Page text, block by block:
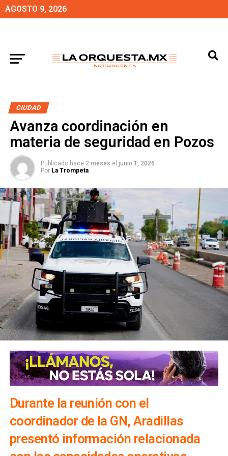
AGOSTO 9, 2026
CIUDAD
Avanza coordinación en
materia de seguridad en Pozos
Publicado hace 2 meses el junio 1, 2026
Por La Trompeta
Durante la reunión con el
coordinador de la GN, Aradillas
presentó información relacionada